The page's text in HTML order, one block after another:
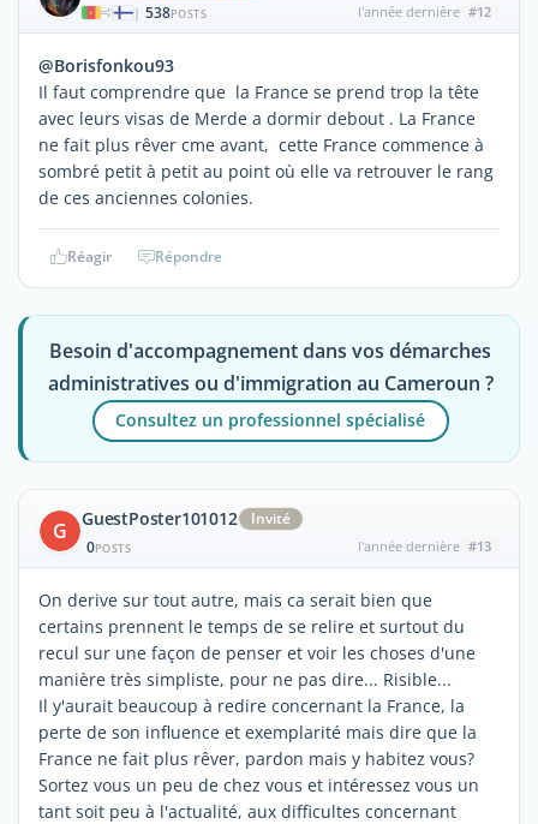
| 538POSTS l'année dernière #12
@Borisfonkou93
Il faut comprendre que la France se prend trop la tête
avec leurs visas de Merde a dormir debout . La France
ne fait plus rêver cme avant, cette France commence à
sombré petit à petit au point où elle va retrouver le rang
de ces anciennes colonies.
Réagir Répondre
Besoin d'accompagnement dans vos démarches
administratives ou d'immigration au Cameroun ?
Consultez un professionnel spécialisé
G GuestPoster101012
Invité
0POSTS l'année dernière #13
On derive sur tout autre, mais ca serait bien que
certains prennent le temps de se relire et surtout du
recul sur une façon de penser et voir les choses d'une
manière très simpliste, pour ne pas dire... Risible...
Il y'aurait beaucoup à redire concernant la France, la
perte de son influence et exemplarité mais dire que la
France ne fait plus rêver, pardon mais y habitez vous?
Sortez vous un peu de chez vous et intéressez vous un
tant soit peu à l'actualité, aux difficultes concernant